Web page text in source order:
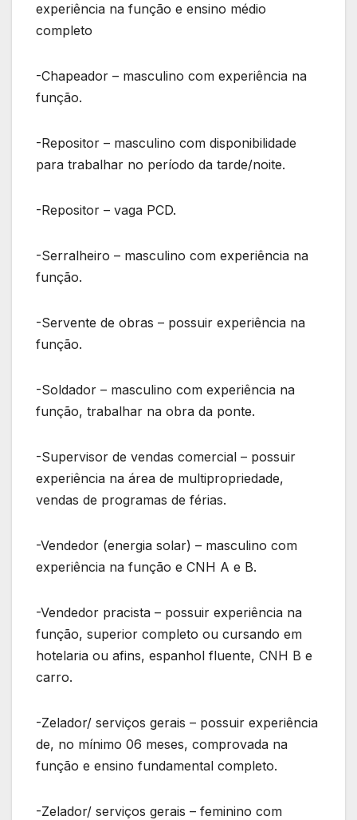
experiência na função e ensino médio
completo
-Chapeador – masculino com experiência na
função.
-Repositor – masculino com disponibilidade
para trabalhar no período da tarde/noite.
-Repositor – vaga PCD.
-Serralheiro – masculino com experiência na
função.
-Servente de obras – possuir experiência na
função.
-Soldador – masculino com experiência na
função, trabalhar na obra da ponte.
-Supervisor de vendas comercial – possuir
experiência na área de multipropriedade,
vendas de programas de férias.
-Vendedor (energia solar) – masculino com
experiência na função e CNH A e B.
-Vendedor pracista – possuir experiência na
função, superior completo ou cursando em
hotelaria ou afins, espanhol fluente, CNH B e
carro.
-Zelador/ serviços gerais – possuir experiência
de, no mínimo 06 meses, comprovada na
função e ensino fundamental completo.
-Zelador/ serviços gerais – feminino com